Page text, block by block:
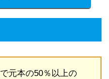
元本の50％以上の